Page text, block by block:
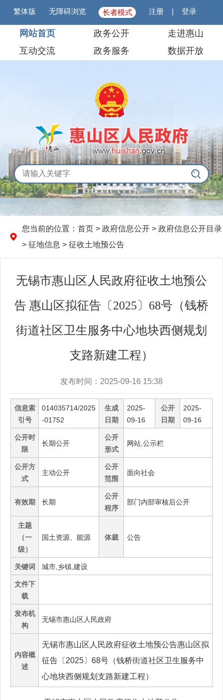
繁体版 无障碍浏览 长者模式 注册 |登录
网站首页 政务公开
走进惠山
互动交流
政务服务 数据开放
您当前的位置： 首页 > 政府信息公开 > 政府信息公开目录
> 征地信息 > 征收土地预公告
无锡市惠山区人民政府征收土地预公
告 惠山区拟征告〔2025〕68号（钱桥
街道社区卫生服务中心地块西侧规划
支路新建工程）
发布时间：2025-09-16 15:38
信息索
引号
014035714/2025
-01752
生成
日期
2025-
09-16
公开
日期
2025-
09-16
公开时
限
长期公开
公开
形式
网站,公示栏
公开方
式
主动公开
公开
范围
面向社会
有效期 长期
公开
程序
部门内部审核后公开
主题
（一
级）
国土资源、能源 体裁 公告
关键词 城市,乡镇,建设
文件下
载
发布机
构
无锡市惠山区人民政府
内容概
述
无锡市惠山区人民政府征收土地预公告惠山区拟
征告〔2025〕68号（钱桥街道社区卫生服务中
心地块西侧规划支路新建工程）